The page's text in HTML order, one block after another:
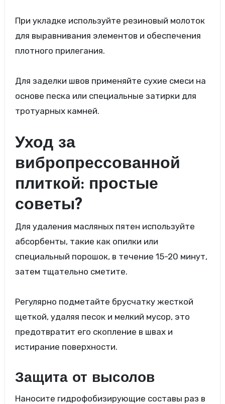
При укладке используйте резиновый молоток
для выравнивания элементов и обеспечения
плотного прилегания.
Для заделки швов применяйте сухие смеси на
основе песка или специальные затирки для
тротуарных камней.
Уход за
вибропрессованной
плиткой: простые
советы?
Для удаления масляных пятен используйте
абсорбенты, такие как опилки или
специальный порошок, в течение 15-20 минут,
затем тщательно сметите.
Регулярно подметайте брусчатку жесткой
щеткой, удаляя песок и мелкий мусор, это
предотвратит его скопление в швах и
истирание поверхности.
Защита от высолов
Наносите гидрофобизирующие составы раз в